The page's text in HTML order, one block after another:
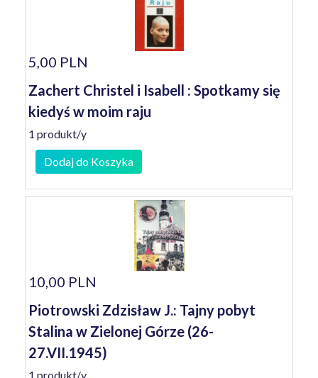
5,00 PLN
Zachert Christel i Isabell : Spotkamy się
kiedyś w moim raju
1 produkt/y
Dodaj do Koszyka
10,00 PLN
Piotrowski Zdzisław J.: Tajny pobyt
Stalina w Zielonej Górze (26-
27.VII.1945)
1 produkt/y